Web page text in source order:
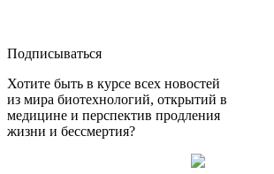
Подписываться
Хотите быть в курсе всех новостей
из мира биотехнологий, открытий в
медицине и перспектив продления
жизни и бессмертия?